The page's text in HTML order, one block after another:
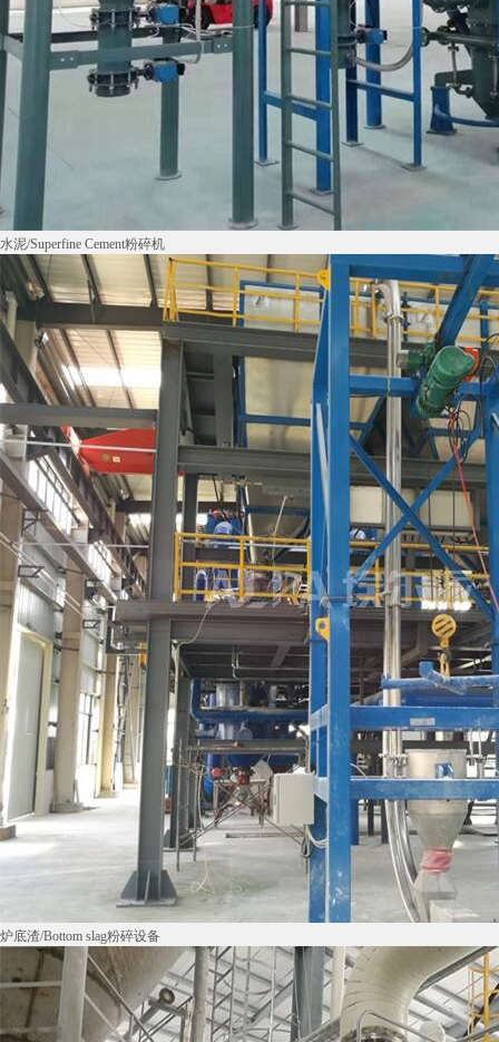
水泥/Superfine Cement粉碎机
炉底渣/Bottom slag粉碎设备